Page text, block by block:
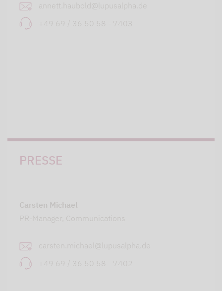
annett.haubold@lupusalpha.de
+49 69 / 36 50 58 - 7403
PRESSE
Carsten Michael
PR-Manager, Communications
carsten.michael@lupusalpha.de
+49 69 / 36 50 58 - 7402